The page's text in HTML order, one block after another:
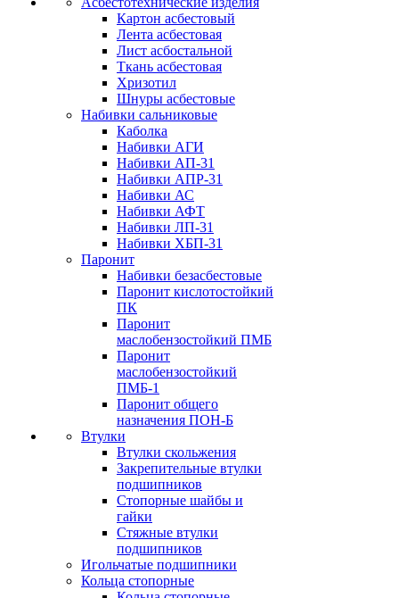
Картон асбестовый
Лента асбестовая
Лист асбостальной
Ткань асбестовая
Хризотил
Шнуры асбестовые
Набивки сальниковые
Каболка
Набивки АГИ
Набивки АП-31
Набивки АПР-31
Набивки АС
Набивки АФТ
Набивки ЛП-31
Набивки ХБП-31
Паронит
Набивки безасбестовые
Паронит кислотостойкий
ПК
Паронит
маслобензостойкий ПМБ
Паронит
маслобензостойкий
ПМБ-1
Паронит общего
назначения ПОН-Б
Втулки
Втулки скольжения
Закрепительные втулки
подшипников
Стопорные шайбы и
гайки
Стяжные втулки
подшипников
Игольчатые подшипники
Кольца стопорные